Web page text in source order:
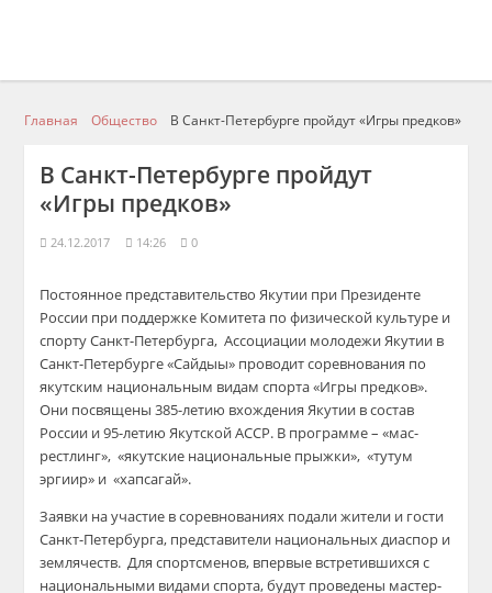
Главная Общество В Санкт-Петербурге пройдут «Игры предков»
В Санкт-Петербурге пройдут
«Игры предков»
24.12.2017 14:26 0
Постоянное представительство Якутии при Президенте
России при поддержке Комитета по физической культуре и
спорту Санкт-Петербурга, Ассоциации молодежи Якутии в
Санкт-Петербурге «Сайдыы» проводит соревнования по
якутским национальным видам спорта «Игры предков».
Они посвящены 385-летию вхождения Якутии в состав
России и 95-летию Якутской АССР. В программе – «мас-
рестлинг», «якутские национальные прыжки», «тутум
эргиир» и «хапсагай».
Заявки на участие в соревнованиях подали жители и гости
Санкт-Петербурга, представители национальных диаспор и
землячеств. Для спортсменов, впервые встретившихся с
национальными видами спорта, будут проведены мастер-